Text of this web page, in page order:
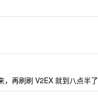
，再刷刷 V2EX 就到八点半了